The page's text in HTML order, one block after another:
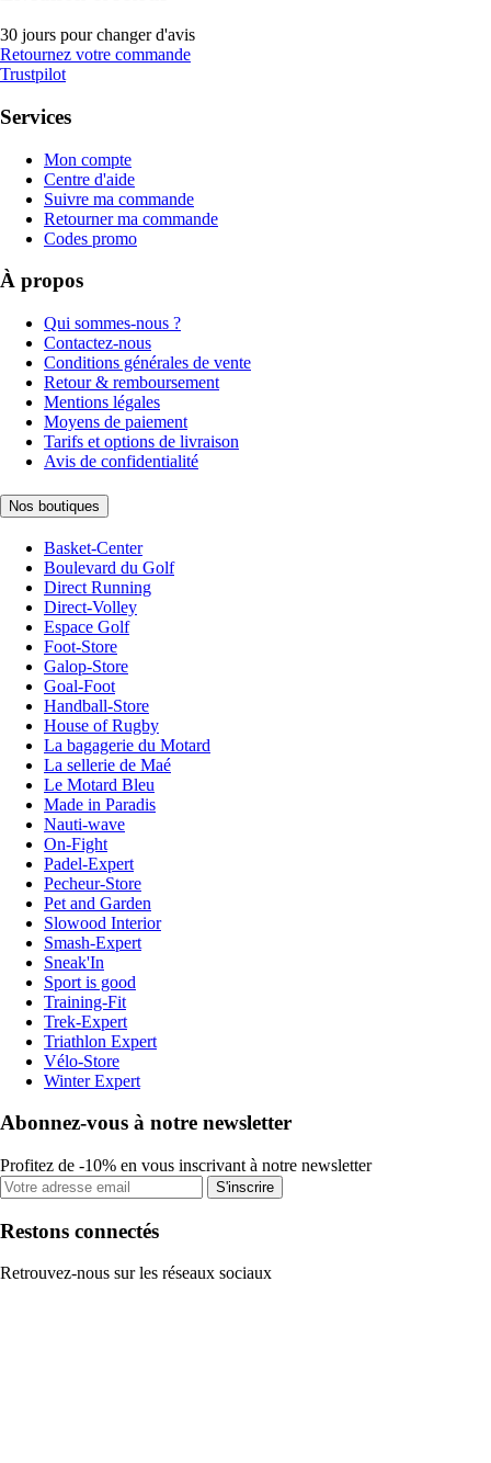
30 jours pour changer d'avis
Retournez votre commande
Trustpilot
Services
Mon compte
Centre d'aide
Suivre ma commande
Retourner ma commande
Codes promo
À propos
Qui sommes-nous ?
Contactez-nous
Conditions générales de vente
Retour & remboursement
Mentions légales
Moyens de paiement
Tarifs et options de livraison
Avis de confidentialité
Nos boutiques
Basket-Center
Boulevard du Golf
Direct Running
Direct-Volley
Espace Golf
Foot-Store
Galop-Store
Goal-Foot
Handball-Store
House of Rugby
La bagagerie du Motard
La sellerie de Maé
Le Motard Bleu
Made in Paradis
Nauti-wave
On-Fight
Padel-Expert
Pecheur-Store
Pet and Garden
Slowood Interior
Smash-Expert
Sneak'In
Sport is good
Training-Fit
Trek-Expert
Triathlon Expert
Vélo-Store
Winter Expert
Abonnez-vous à notre newsletter
Profitez de -10% en vous inscrivant à notre newsletter
S'inscrire
Restons connectés
Retrouvez-nous sur les réseaux sociaux